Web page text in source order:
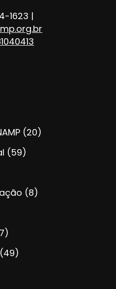
1623 |
(20)
(59)
(8)
(49)